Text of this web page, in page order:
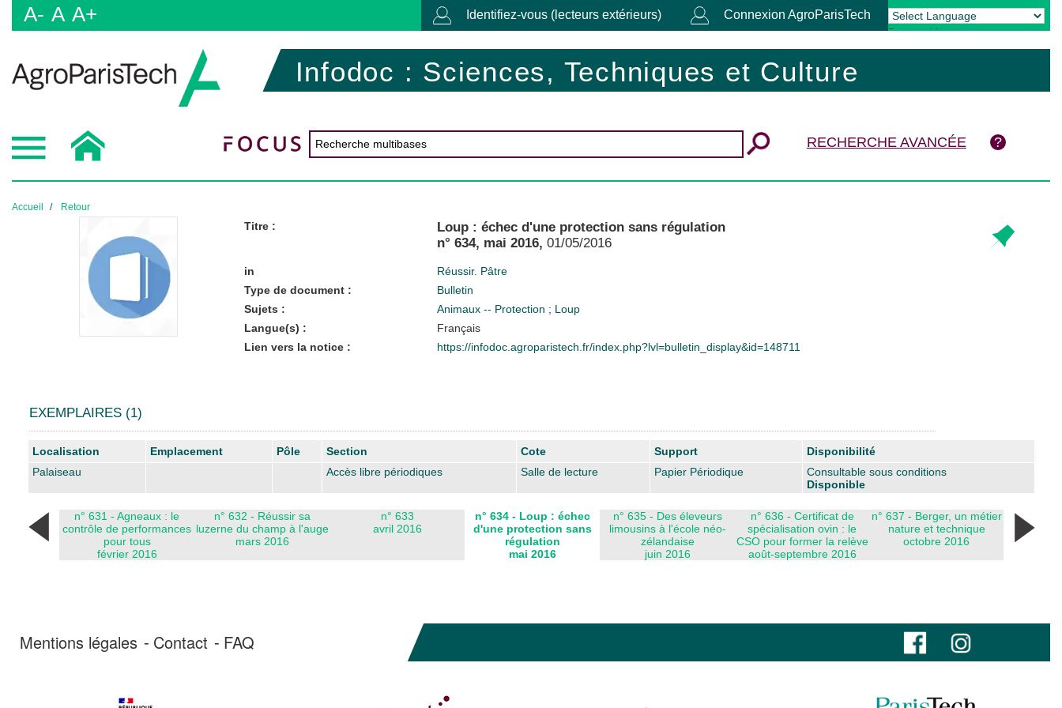
A- A A+ Identifiez-vous (lecteurs extérieurs) Connexion AgroParisTech
Powered by Translate
Infodoc : Sciences, Techniques et Culture
RECHERCHE AVANCÉE
Accueil Retour
Titre :
Loup : échec d'une protection sans régulation
n° 634, mai 2016, 01/05/2016
in
Réussir. Pâtre
Type de document :
Bulletin
Sujets :
Animaux -- Protection ; Loup
Langue(s) :
Français
Lien vers la notice :
https://infodoc.agroparistech.fr/index.php?lvl=bulletin_display&id=148711
EXEMPLAIRES (1)
Liste des exemplaires
Localisation Emplacement Pôle Section Cote Support
Disponibilité
Palaiseau
Accès libre périodiques Salle de lecture Papier Périodique
Consultable sous conditions
Disponible
n° 631 - Agneaux : le
contrôle de performances
pour tous
février 2016
n° 632 - Réussir sa
luzerne du champ à l'auge
mars 2016
n° 633
avril 2016
n° 634 - Loup : échec
d'une protection sans
régulation
mai 2016
n° 635 - Des éleveurs
limousins à l'école néo-
zélandaise
juin 2016
n° 636 - Certificat de
spécialisation ovin : le
CSO pour former la relève
août-septembre 2016
n° 637 - Berger, un métier
nature et technique
octobre 2016
Mentions légales Contact FAQ